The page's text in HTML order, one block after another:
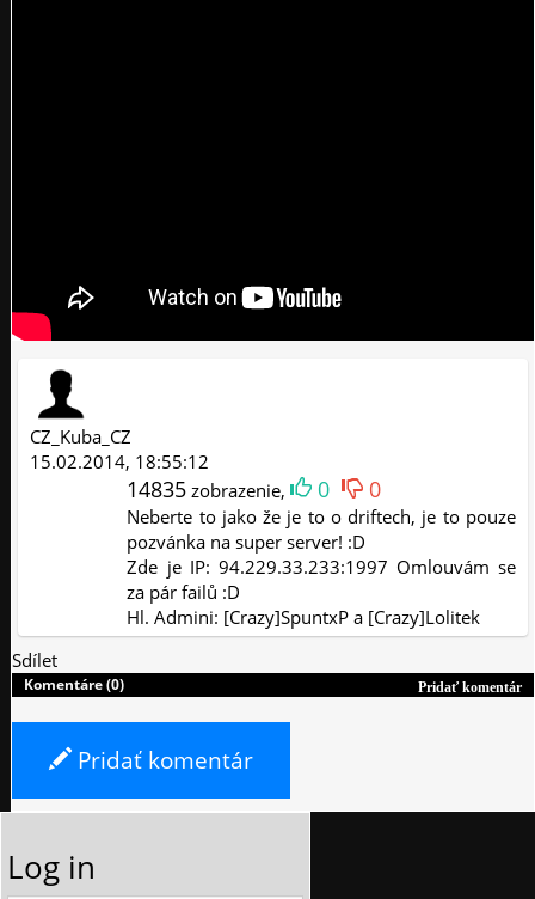
CZ_Kuba_CZ
15.02.2014, 18:55:12
14835 zobrazenie, 0 0
Neberte to jako že je to o driftech, je to pouze
pozvánka na super server! :D
Zde je IP: 94.229.33.233:1997 Omlouvám se
za pár failů :D
Hl. Admini: [Crazy]SpuntxP a [Crazy]Lolitek
Sdílet
Pridať komentár
Komentáre (0)
Pridať komentár
Log in